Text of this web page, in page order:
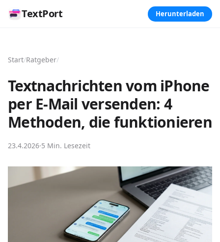
TextPort Herunterladen
Start/Ratgeber/
Textnachrichten vom iPhone
per E-Mail versenden: 4
Methoden, die funktionieren
23.4.2026·5 Min. Lesezeit